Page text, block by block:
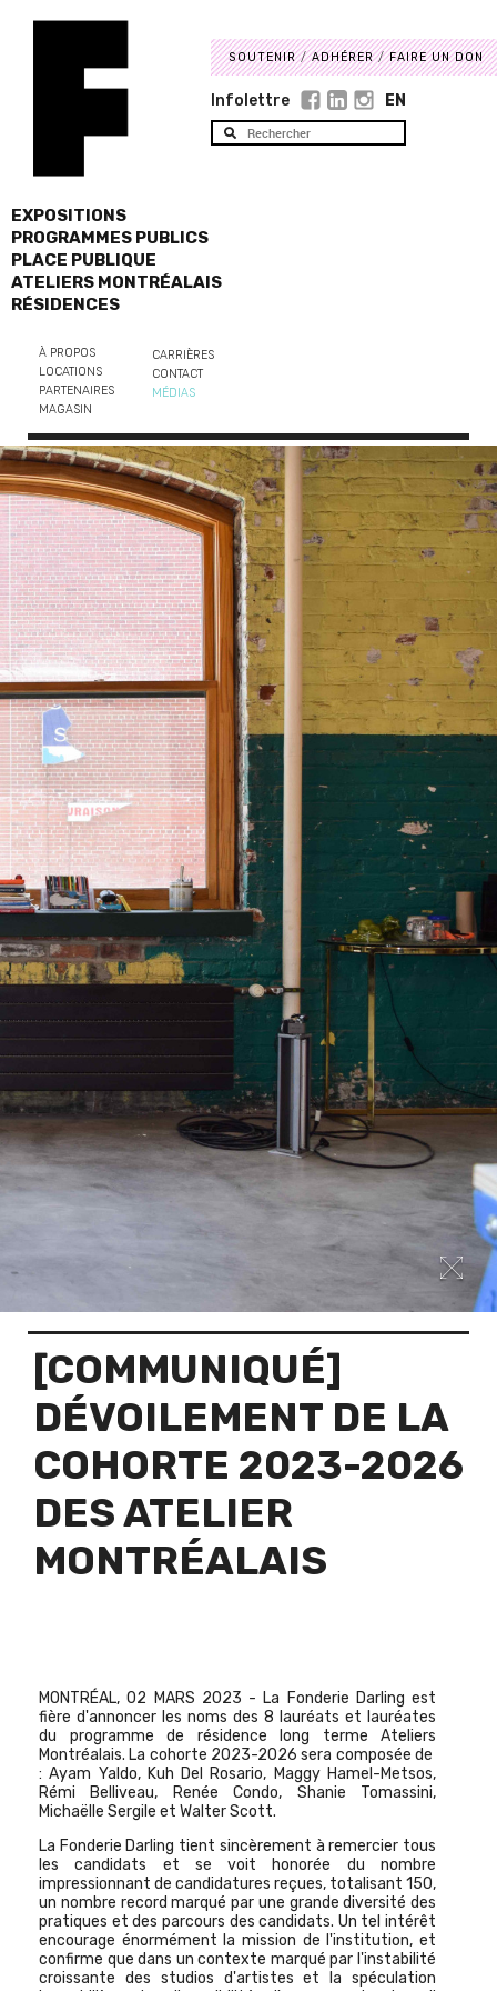
EXPOSITIONS
PROGRAMMES PUBLICS
PLACE PUBLIQUE
ATELIERS MONTRÉALAIS
RÉSIDENCES
À PROPOS
LOCATIONS
PARTENAIRES
MAGASIN
CARRIÈRES
CONTACT
MÉDIAS
SOUTENIR ADHÉRER FAIRE UN DON
Infolettre EN
[COMMUNIQUÉ]
DÉVOILEMENT DE LA
COHORTE 2023-2026
DES ATELIER
MONTRÉALAIS
MONTRÉAL, 02 MARS 2023 - La Fonderie Darling est
fière d'annoncer les noms des 8 lauréats et lauréates
du programme de résidence long terme Ateliers
Montréalais. La cohorte 2023-2026 sera composée de
: Ayam Yaldo, Kuh Del Rosario, Maggy Hamel-Metsos,
Rémi Belliveau, Renée Condo, Shanie Tomassini,
Michaëlle Sergile et Walter Scott.
La Fonderie Darling tient sincèrement à remercier tous
les candidats et se voit honorée du nombre
impressionnant de candidatures reçues, totalisant 150,
un nombre record marqué par une grande diversité des
pratiques et des parcours des candidats. Un tel intérêt
encourage énormément la mission de l'institution, et
confirme que dans un contexte marqué par l'instabilité
croissante des studios d'artistes et la spéculation